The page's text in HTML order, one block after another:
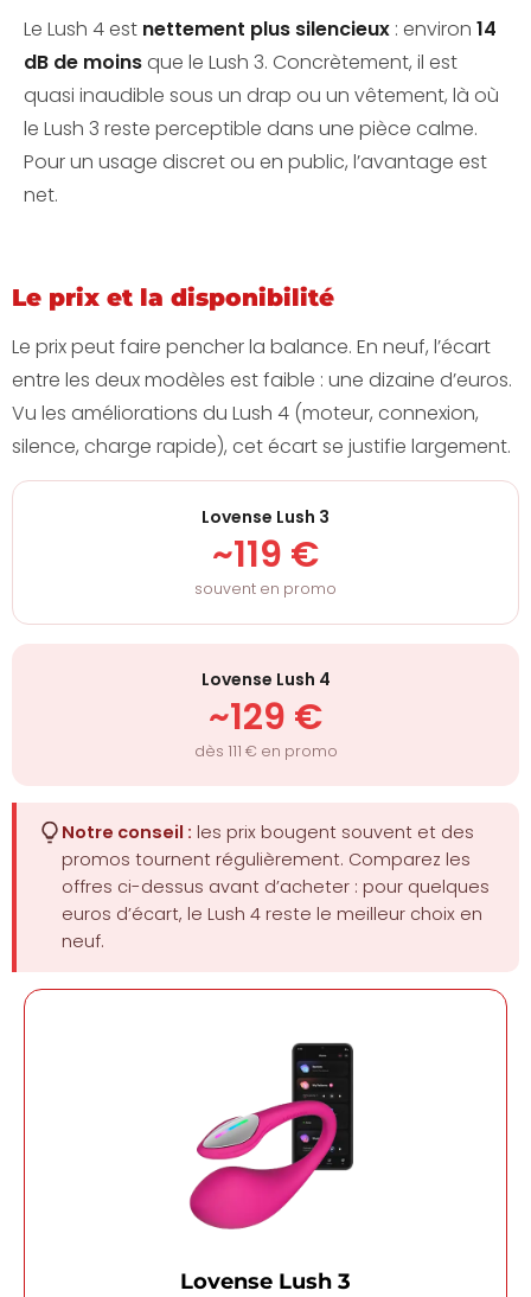
Le Lush 4 est nettement plus silencieux : environ 14
dB de moinsque le Lush 3. Concrètement, il est
quasi inaudible sous un drap ou un vêtement, là où
le Lush 3 reste perceptible dans une pièce calme.
Pour un usage discret ou en public, l’avantage est
net.
Le prix et la disponibilité
Le prix peut faire pencher la balance. En neuf, l’écart
entre les deux modèles est faible : une dizaine d’euros.
Vu les améliorations du Lush 4 (moteur, connexion,
silence, charge rapide), cet écart se justifie largement.
Lovense Lush 3
~119 €
souvent en promo
Lovense Lush 4
~129 €
dès 111 € en promo
Notre conseil : les prix bougent souvent et des
promos tournent régulièrement. Comparez les
offres ci-dessus avant d’acheter : pour quelques
euros d’écart, le Lush 4 reste le meilleur choix en
neuf.
Lovense Lush 3